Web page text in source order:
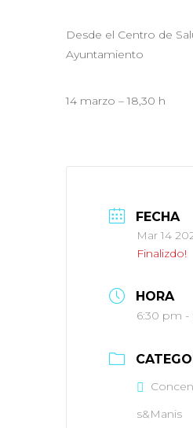
Desde el Centro de
Ayuntamiento
14 marzo – 18,30 h
FECHA
Mar 14
Finalizdo!
HORA
6:30 pm
s&Manis